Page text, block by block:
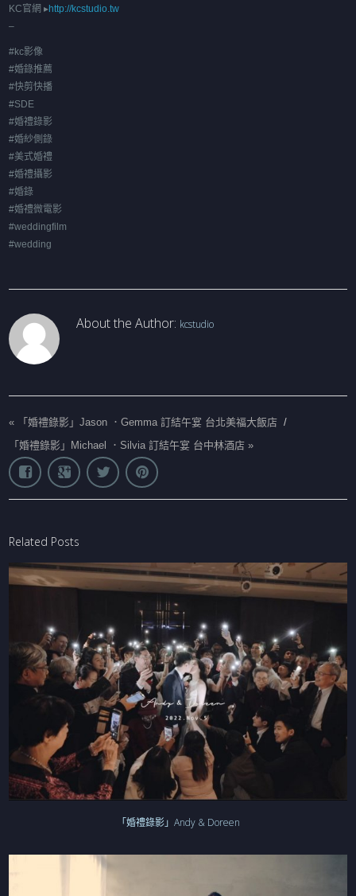
KC官網 ▸http://kcstudio.tw
–
#kc影像
#婚錄推薦
#快剪快播
#SDE
#婚禮錄影
#婚紗側錄
#美式婚禮
#婚禮攝影
#婚錄
#婚禮微電影
#weddingfilm
#wedding
About the Author: kcstudio
« 「婚禮錄影」Jason ．Gemma 訂結午宴 台北美福大飯店 /
「婚禮錄影」Michael ．Silvia 訂結午宴 台中林酒店 »
Related Posts
「婚禮錄影」Andy & Doreen